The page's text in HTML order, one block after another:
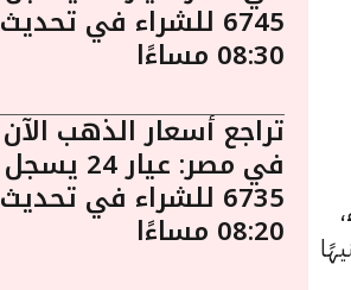
كان قد سجل 8215 جنيهًا للبيع و 8135 جنيهًا
6745 للشراء في تحديث
08:30 مساءًا
تراجع أسعار الذهب الآن
في مصر: عيار 24 يسجل
6735 للشراء في تحديث
08:20 مساءًا